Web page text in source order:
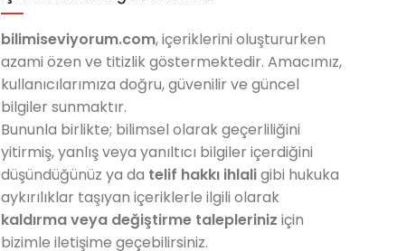
bilimiseviyorum.com, içeriklerini oluştururken
azami özen ve titizlik göstermektedir. Amacımız,
kullanıcılarımıza doğru, güvenilir ve güncel
bilgiler sunmaktır.
Bununla birlikte; bilimsel olarak geçerliliğini
yitirmiş, yanlış veya yanıltıcı bilgiler içerdiğini
düşündüğünüz ya da telif hakkı ihlaligibi hukuka
aykırılıklar taşıyan içeriklerle ilgili olarak
kaldırma veya değiştirme talepleriniz için
bizimle iletişime geçebilirsiniz.